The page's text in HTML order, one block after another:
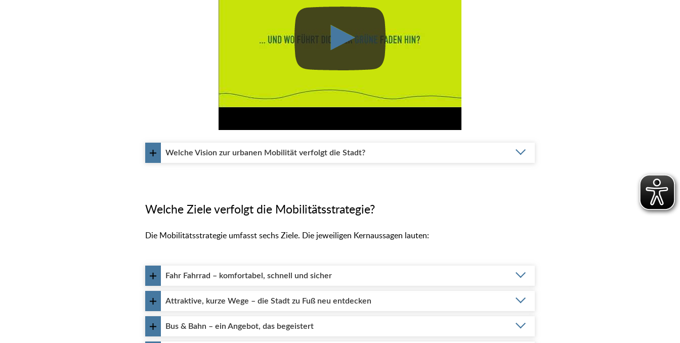
Welche Vision zur urbanen Mobilität verfolgt die Stadt?
Welche Ziele verfolgt die Mobilitätsstrategie?
Die Mobilitätsstrategie umfasst sechs Ziele. Die jeweiligen Kernaussagen lauten:
Fahr Fahrrad – komfortabel, schnell und sicher
Attraktive, kurze Wege – die Stadt zu Fuß neu entdecken
Bus & Bahn – ein Angebot, das begeistert